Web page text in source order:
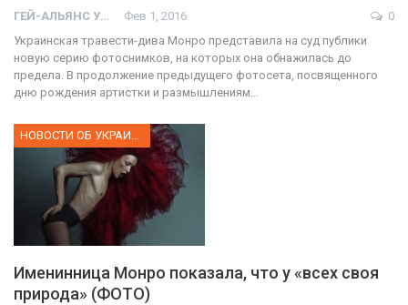
ГЕЙ-АЛЬЯНС УКРАИНА Фев 1, 2016
0
Украинская травести-дива Монро представила на суд публики
новую серию фотоснимков, на которых она обнажилась до
предела. В продолжение предыдущего фотосета, посвященного
дню рождения артистки и размышлениям…
НОВОСТИ ОБ УКРАИНЕ
Именинница Монро показала, что у «всех своя
природа» (ФОТО)